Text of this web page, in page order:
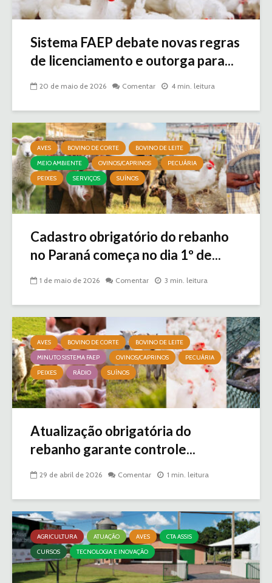
Sistema FAEP debate novas regras
de licenciamento e outorga para...
20 de maio de 2026 Comentar 4 min. leitura
AVES BOVINO DE CORTE
BOVINO DE LEITE
MEIO AMBIENTE
OVINOS/CAPRINOS
PECUÁRIA
PEIXES
SERVIÇOS SUÍNOS
Cadastro obrigatório do rebanho
no Paraná começa no dia 1º de...
1 de maio de 2026 Comentar 3 min. leitura
AVES BOVINO DE CORTE
BOVINO DE LEITE
MINUTO SISTEMA FAEP
OVINOS/CAPRINOS
PECUÁRIA
PEIXES
RÁDIO SUÍNOS
Atualização obrigatória do
rebanho garante controle...
29 de abril de 2026 Comentar 1 min. leitura
AGRICULTURA ATUAÇÃO AVES
CTA ASSIS
CURSOS
TECNOLOGIA E INOVAÇÃO